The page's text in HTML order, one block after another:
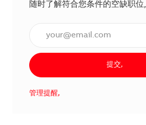
随时了解符合您条件的空缺职位,
提交,
管理提醒,